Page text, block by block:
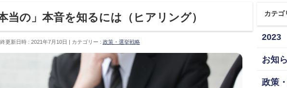
当の」本音を知るには（ヒアリング）
更新日時 : 2021年7月10日 カテゴリー : 政策・選挙戦略
カテゴ
2023
お知
政策